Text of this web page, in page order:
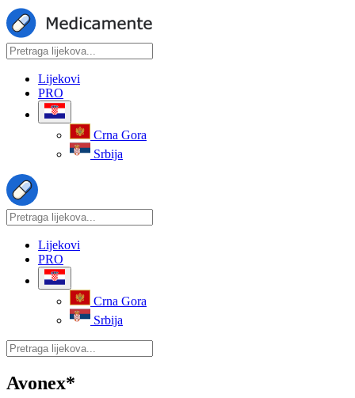
Lijekovi
PRO
Crna Gora
Srbija
Lijekovi
PRO
Crna Gora
Srbija
Avonex*